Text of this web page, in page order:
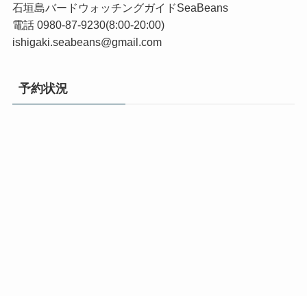
石垣島バードウォッチングガイドSeaBeans
電話 0980-87-9230(8:00-20:00)
ishigaki.seabeans@gmail.com
予約状況